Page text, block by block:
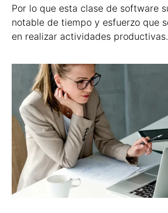
Por lo que esta clase de software
notable de tiempo y esfuerzo que
en realizar actividades productivas.